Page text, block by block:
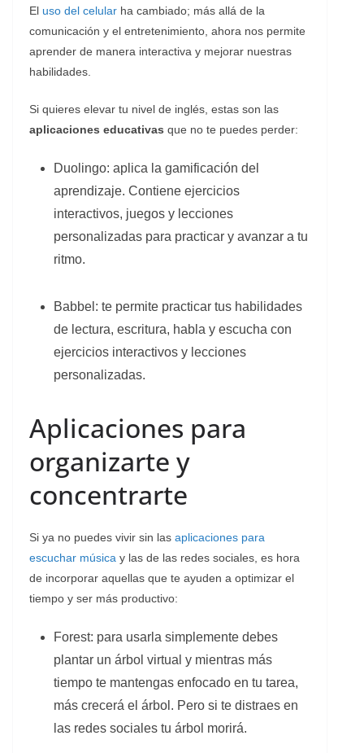
El uso del celular ha cambiado; más allá de la
comunicación y el entretenimiento, ahora nos permite
aprender de manera interactiva y mejorar nuestras
habilidades.
Si quieres elevar tu nivel de inglés, estas son las
aplicaciones educativas que no te puedes perder:
Duolingo: aplica la gamificación del
aprendizaje. Contiene ejercicios
interactivos, juegos y lecciones
personalizadas para practicar y avanzar a tu
ritmo.
Babbel: te permite practicar tus habilidades
de lectura, escritura, habla y escucha con
ejercicios interactivos y lecciones
personalizadas.
Aplicaciones para
organizarte y
concentrarte
Si ya no puedes vivir sin las aplicaciones para
escuchar música y las de las redes sociales, es hora
de incorporar aquellas que te ayuden a optimizar el
tiempo y ser más productivo:
Forest: para usarla simplemente debes
plantar un árbol virtual y mientras más
tiempo te mantengas enfocado en tu tarea,
más crecerá el árbol. Pero si te distraes en
las redes sociales tu árbol morirá.